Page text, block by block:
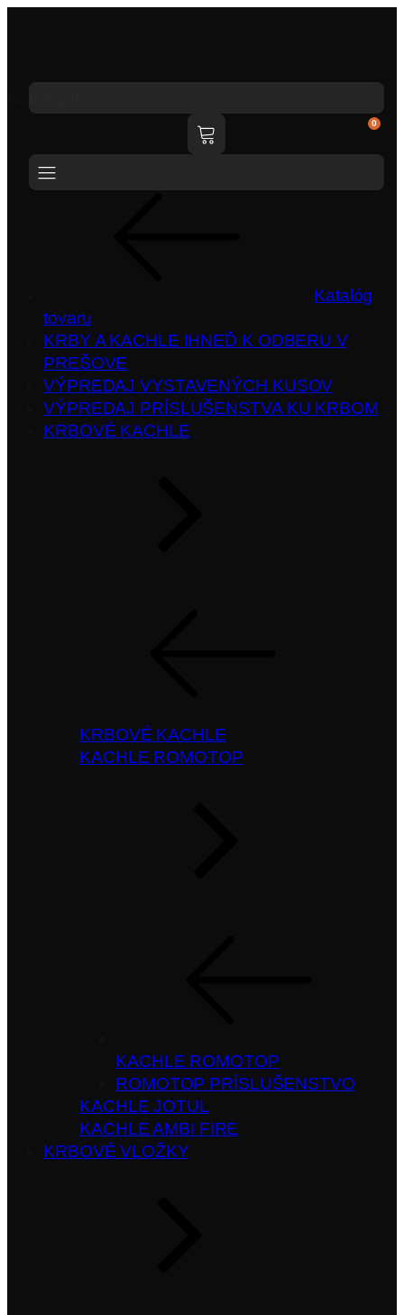
0
Katalóg
tovaru
KRBY A KACHLE IHNEĎ K ODBERU V
PREŠOVE
VÝPREDAJ VYSTAVENÝCH KUSOV
VÝPREDAJ PRÍSLUŠENSTVA KU KRBOM
KRBOVÉ KACHLE
KRBOVÉ KACHLE
KACHLE ROMOTOP
KACHLE ROMOTOP
ROMOTOP PRÍSLUŠENSTVO
KACHLE JOTUL
KACHLE AMBI FIRE
KRBOVÉ VLOŽKY